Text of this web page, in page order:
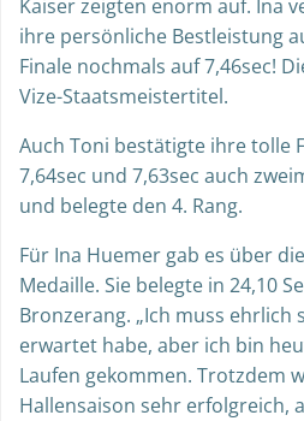
Kaiser zeigten enorm auf. Ina
ihre persönliche Bestleistung
Finale nochmals auf 7,46sec!
Vize-Staatsmeistertitel.
Auch Toni bestätigte ihre tolle
7,64sec und 7,63sec auch
und belegte den 4. Rang.
Für Ina Huemer gab es über
Medaille. Sie belegte in 24,10
Bronzerang. „Ich muss ehrlich
erwartet habe, aber ich bin
Laufen gekommen. Trotzdem
Hallensaison sehr erfolgreich,